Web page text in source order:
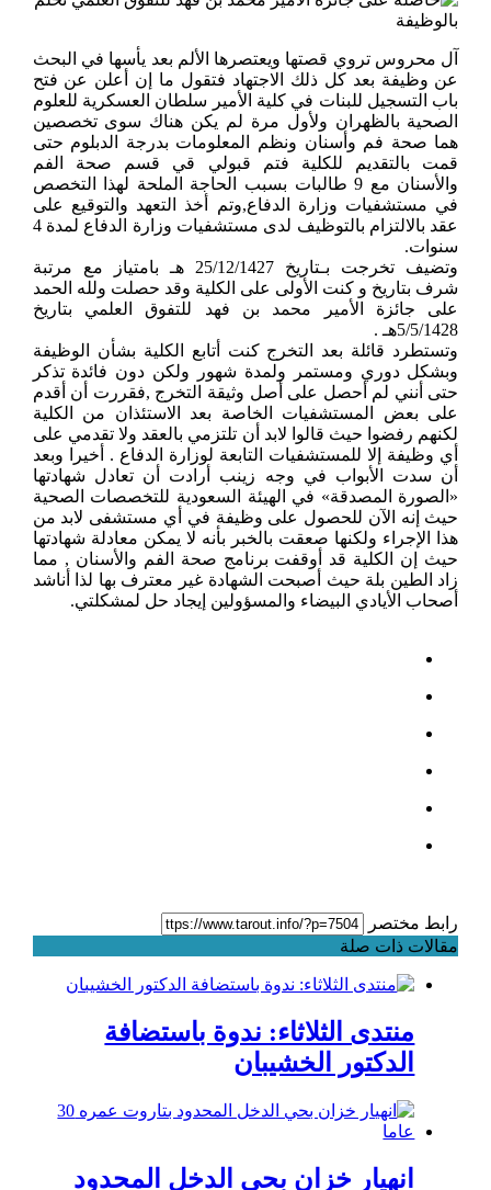
آل محروس تروي قصتها ويعتصرها الألم بعد يأسها في البحث
عن وظيفة بعد كل ذلك الاجتهاد فتقول ما إن أعلن عن فتح
باب التسجيل للبنات في كلية الأمير سلطان العسكرية للعلوم
الصحية بالظهران ولأول مرة لم يكن هناك سوى تخصصين
هما صحة فم وأسنان ونظم المعلومات بدرجة الدبلوم حتى
قمت بالتقديم للكلية فتم قبولي قي قسم صحة الفم
والأسنان مع 9 طالبات بسبب الحاجة الملحة لهذا التخصص
في مستشفيات وزارة الدفاع,وتم أخذ التعهد والتوقيع على
عقد بالالتزام بالتوظيف لدى مستشفيات وزارة الدفاع لمدة 4
سنوات.
وتضيف تخرجت بـتاريخ 25/12/1427 هـ بامتياز مع مرتبة
شرف بتاريخ و كنت الأولى على الكلية وقد حصلت ولله الحمد
على جائزة الأمير محمد بن فهد للتفوق العلمي بتاريخ
5/5/1428هـ .
وتستطرد قائلة بعد التخرج كنت أتابع الكلية بشأن الوظيفة
وبشكل دوري ومستمر ولمدة شهور ولكن دون فائدة تذكر
حتى أنني لم أحصل على أصل وثيقة التخرج ,فقررت أن أقدم
على بعض المستشفيات الخاصة بعد الاستئذان من الكلية
لكنهم رفضوا حيث قالوا لابد أن تلتزمي بالعقد ولا تقدمي على
أي وظيفة إلا للمستشفيات التابعة لوزارة الدفاع . أخيرا وبعد
أن سدت الأبواب في وجه زينب أرادت أن تعادل شهادتها
«الصورة المصدقة» في الهيئة السعودية للتخصصات الصحية
حيث إنه الآن للحصول على وظيفة في أي مستشفى لابد من
هذا الإجراء ولكنها صعقت بالخبر بأنه لا يمكن معادلة شهادتها
حيث إن الكلية قد أوقفت برنامج صحة الفم والأسنان , مما
زاد الطين بلة حيث أصبحت الشهادة غير معترف بها لذا أناشد
أصحاب الأيادي البيضاء والمسؤولين إيجاد حل لمشكلتي.
رابط مختصر
مقالات ذات صلة
منتدى الثلاثاء: ندوة باستضافة
الدكتور الخشيبان
انهيار خزان بحي الدخل المحدود